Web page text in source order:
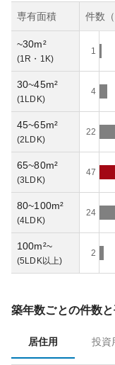
専有面積 件数
~30m²
(1R・1K)
1
30~45m²
(1LDK)
4
45~65m²
(2LDK)
22
65~80m²
(3LDK)
47
80~100m²
(4LDK)
24
100m²~
(5LDK以上)
2
築年数ごとの件数
居住用 投資